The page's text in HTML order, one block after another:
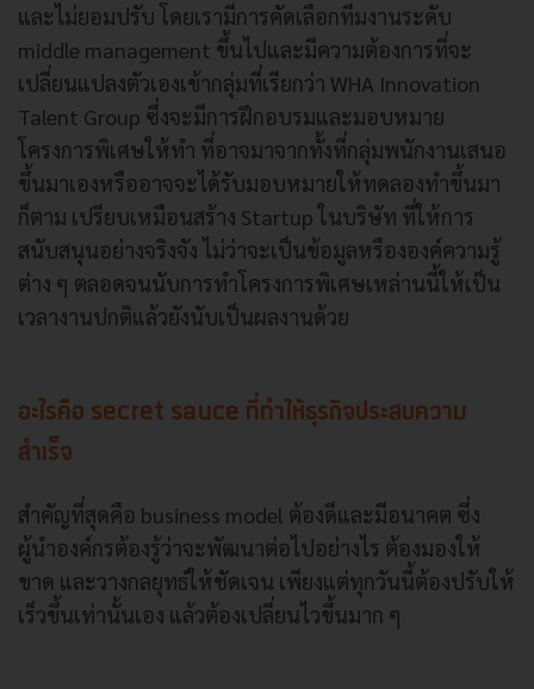
และไม่ยอมปรับ โดยเรามีการคัดเลือกทีมงานระดับ
middle management ขึ้นไปและมีความต้องการที่จะ
เปลี่ยนแปลงตัวเองเข้ากลุ่มที่เรียกว่า WHA Innovation
Talent Group ซึ่งจะมีการฝึกอบรมและมอบหมาย
โครงการพิเศษให้ทำ ที่อาจมาจากทั้งที่กลุ่มพนักงานเสนอ
ขึ้นมาเองหรืออาจจะได้รับมอบหมายให้ทดลองทำขึ้นมา
ก็ตาม เปรียบเหมือนสร้าง Startup ในบริษัท ที่ให้การ
สนับสนุนอย่างจริงจัง ไม่ว่าจะเป็นข้อมูลหรืององค์ความรู้
ต่าง ๆ ตลอดจนนับการทำโครงการพิเศษเหล่านนี้ให้เป็น
เวลางานปกติแล้วยังนับเป็นผลงานด้วย
อะไรคือ secret sauce ที่ทำให้ธุรกิจประสบความ
สำเร็จ
สำคัญที่สุดคือ business model ต้องดีและมีอนาคต ซึ่ง
ผู้นำองค์กรต้องรู้ว่าจะพัฒนาต่อไปอย่างไร ต้องมองให้
ขาด และวางกลยุทธ์ให้ชัดเจน เพียงแต่ทุกวันนี้ต้องปรับให้
เร็วขึ้นเท่านั้นเอง แล้วต้องเปลี่ยนไวขึ้นมาก ๆ